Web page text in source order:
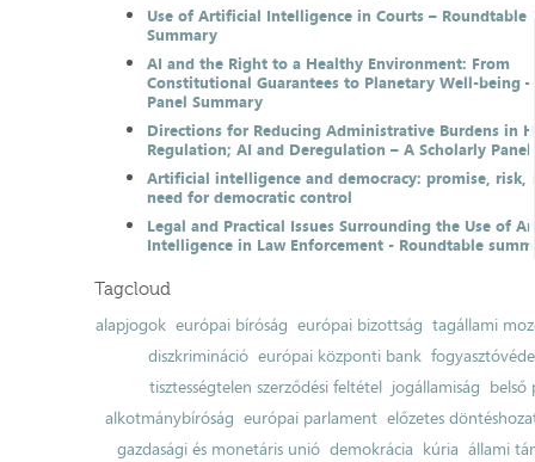
Use of Artificial Intelligence in Courts – Roundtable
Summary
AI and the Right to a Healthy Environment: From
Constitutional Guarantees to Planetary Well-being
Panel Summary
Directions for Reducing Administrative Burdens in
Regulation; AI and Deregulation – A Scholarly
Artificial intelligence and democracy: promise, risk,
need for democratic control
Legal and Practical Issues Surrounding the Use of
Intelligence in Law Enforcement - Roundtable
Tagcloud
alapjogok európai bíróság európai bizottság tagállami
diszkrimináció európai központi bank
tisztességtelen szerződési feltétel jogállamiság belső
alkotmánybíróság európai parlament előzetes
gazdasági és monetáris unió demokrácia kúria állami